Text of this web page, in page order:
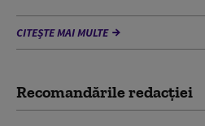
CITEȘTE MAI MULTE
Recomandările redacţiei